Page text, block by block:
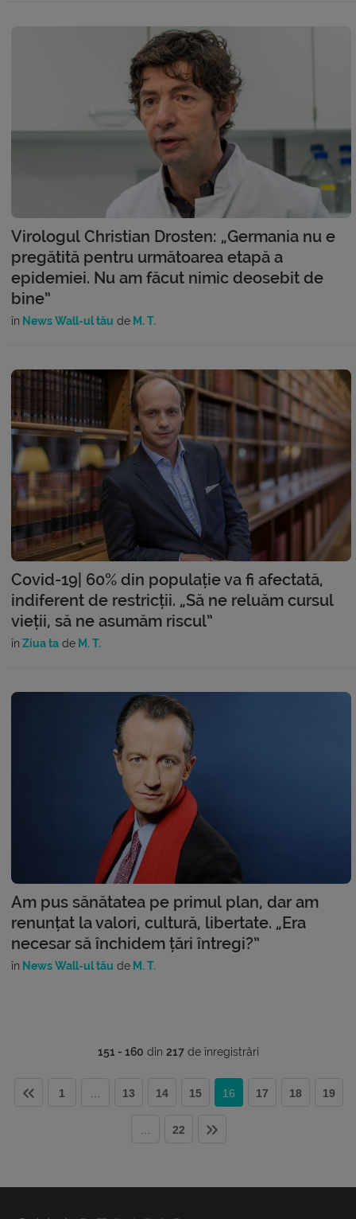
Virologul Christian Drosten: „Germania nu e
pregătită pentru următoarea etapă a
epidemiei. Nu am făcut nimic deosebit de
bine”
în News Wall-ul tău de M. T.
Covid-19| 60% din populație va fi afectată,
indiferent de restricții. „Să ne reluăm cursul
vieții, să ne asumăm riscul”
în Ziua ta de M. T.
Am pus sănătatea pe primul plan, dar am
renunțat la valori, cultură, libertate. „Era
necesar să închidem țări întregi?”
în News Wall-ul tău de M. T.
151 - 160 din 217de înregistrări
1 13 14 15 16 17 18 19
22